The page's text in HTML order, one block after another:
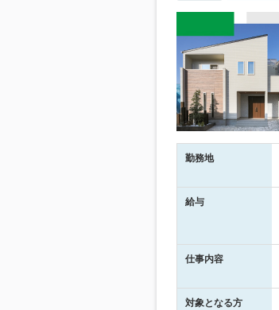
勤務地
給与
仕事内容
対象となる方